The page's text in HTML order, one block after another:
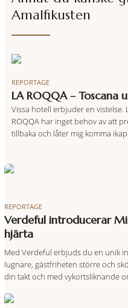
Amalfikusten
REPORTAGE
LA ROQQA – Toscana
Vissa hotell erbjuder en vistelse.
ROQQA har inget behov av att
tillbaka och låter mig komma
REPORTAGE
Verdeful introducerar
hjärta
Med Verdeful erbjuds du en unik
lugnare, gästfriheten större och
din takt och med vykortsliknande
och sagolika landskap – detta är